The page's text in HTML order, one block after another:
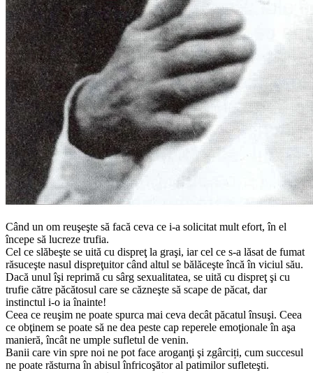
C​ând un om reuşeşte să facă ceva ce i-a solicitat mult efort, în el
începe să lucreze trufia.
Cel ce slăbeşte se uită cu dispreţ la graşi, iar cel ce s-a lăsat de fumat
răsuceşte nasul dispreţuitor c​ând altul se bălăceşte încă în viciul său.
Dacă unul îşi reprimă cu s​ârg sexualitatea, se uită cu dispreţ şi cu
trufie către păcătosul care se căzneşte să scape de păcat, dar
instinctul i-o ia înainte!
Ceea ce reuşim ne poate spurca mai ceva decât păcatul însuşi. Ceea
ce obţinem se poate să ne dea peste cap reperele emoţionale în aşa
manieră​, înc​ât ne umple sufletul de venin.
Banii care vin spre noi ne pot face aroganţi şi zgârciți​, cum succesul
ne poate răsturna în abisul înfricoşător al patimilor sufleteşti.